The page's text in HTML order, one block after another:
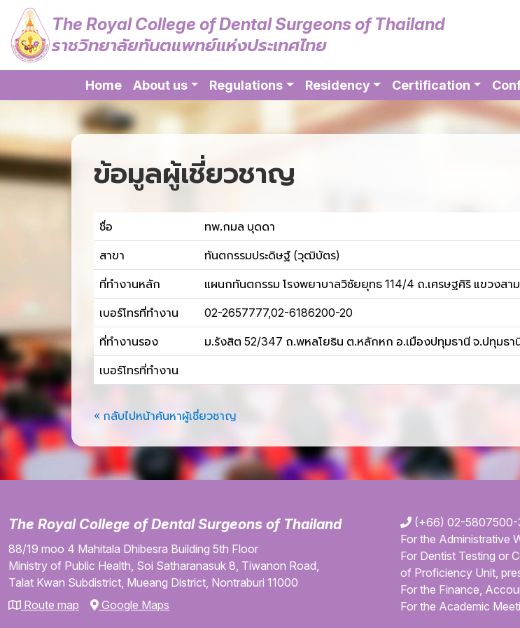
The Royal College of Dental Surgeons of Thailand
ราชวิทยาลัยทันตแพทย์แห่งประเทศไทย
Home About us Regulations Residency Certification
ข้อมูลผู้เชี่ยวชาญ
ชื่อ ทพ.กมล บุดดา
สาขา ทันตกรรมประดิษฐ์ (วุฒิบัตร)
ที่ทำงานหลัก แผนกทันตกรรม โรงพยาบาลวิชัยยุทธ 114/4 ถ.เศรษฐศิริ แขวงสา
เบอร์โทรที่ทำงาน 02-2657777,02-6186200-20
ที่ทำงานรอง ม.รังสิต 52/347 ถ.พหลโยธิน ต.หลักหก อ.เมืองปทุมธานี จ.ปทุมธา
เบอร์โทรที่ทำงาน
« กลับไปหน้าค้นหาผู้เชี่ยวชาญ
The Royal College of Dental Surgeons of Thailand
88/19 moo 4 Mahitala Dhibesra Building 5th Floor
Ministry of Public Health, Soi Satharanasuk 8, Tiwanon Road,
Talat Kwan Subdistrict, Mueang District, Nontraburi 11000
Route map
Google Maps
(+66) 02-5807500-
For the Administrative
For Dentist Testing or
of Proficiency Unit,
For the Finance,
For the Academic